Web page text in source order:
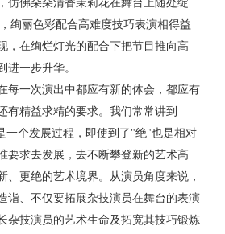
仿佛朵朵清香茉莉花在舞台上随处绽
绚丽色彩配合高难度技巧表演相得益
，在绚烂灯光的配合下把节目推向高
进一步升华。
一次演出中都应有新的体会，都应有
有精益求精的要求。我们常常讲到
一个发展过程，即使到了"绝"也是相对
要求去发展，去不断攀登新的艺术高
、更绝的艺术境界。从演员角度来说，
诣、不仅要拓展杂技演员在舞台的表演
杂技演员的艺术生命及拓宽其技巧锻炼